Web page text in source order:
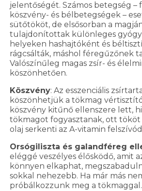
jelentőségét. Számos betegség –
köszvény- és bélbetegségek –
sütőtököt, de elsősorban a
tulajdonítottak különleges
helyeken hashajtóként és
rágcsálták, máshol féregűzőnek
Valószínűleg magas zsír- és
köszönhetően.
Köszvény: Az esszenciális
köszönhetjük a tökmag
köszvény kitűnő ellenszere lett,
tökmagot fogyasztanak, ott tököt
olaj serkenti az A-vitamin
Orsógiliszta és galandféreg
eléggé veszélyes élősködő, amit
könnyen elkaphat,
sokkal nehezebb. Ha már más
próbálkozzunk meg a tökmaggal.